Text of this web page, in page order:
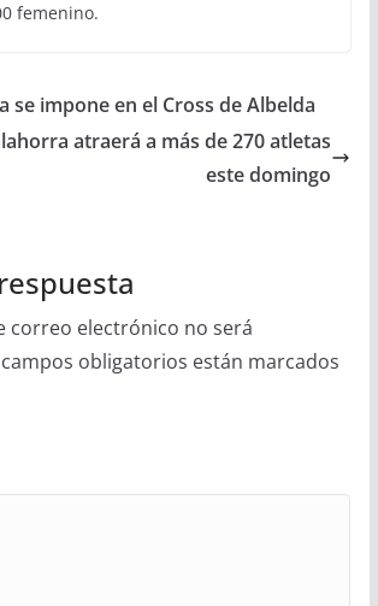
femenino.
se impone en el Cross de Albelda
atraerá a más de 270 atletas
este domingo
correo electrónico no será
obligatorios están marcados